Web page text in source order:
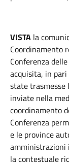
VISTA la
Coordinamento
Conferenza
acquisita, in pari
state trasmesse
inviate nella
coordinamento
Conferenza
e le province
amministrazioni
la contestuale